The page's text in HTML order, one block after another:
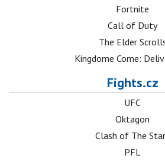
Fortnite
Call of Duty
The Elder
Kingdome Come:
Fights.cz
UFC
Oktagon
Clash of The
PFL